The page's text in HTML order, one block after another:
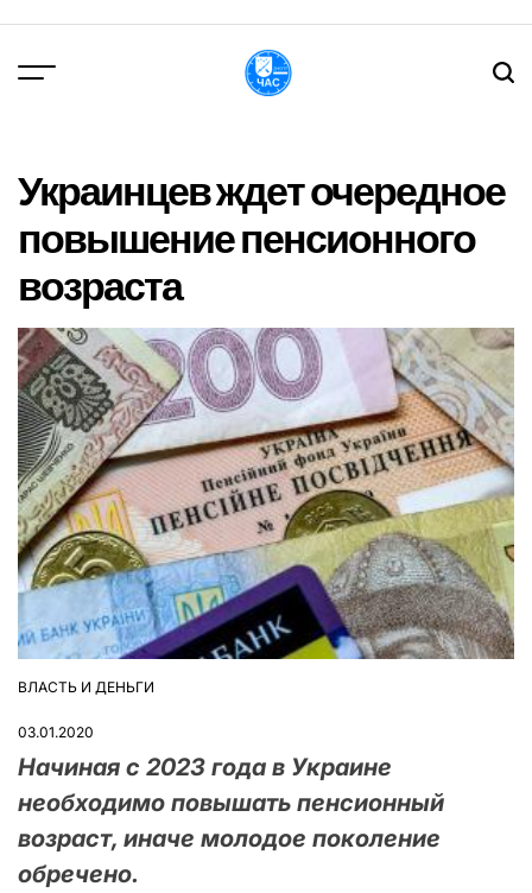
вмісту
Украинцев ждет очередное
повышение пенсионного
возраста
ОПУБЛІКУВАТИ
ВЛАСТЬ И ДЕНЬГИ
03.01.2020
Начиная с 2023 года в Украине
необходимо повышать пенсионный
возраст, иначе молодое поколение
обречено.